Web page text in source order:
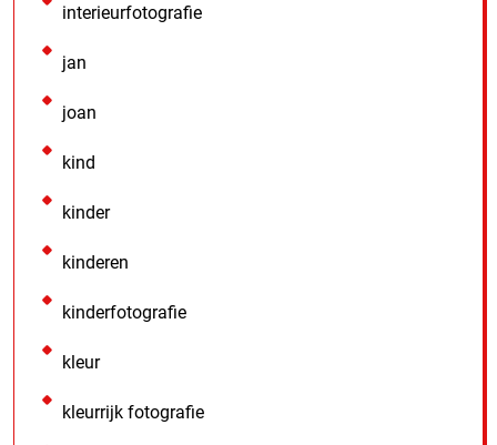
interieurfotografie
jan
joan
kind
kinder
kinderen
kinderfotografie
kleur
kleurrijk fotografie